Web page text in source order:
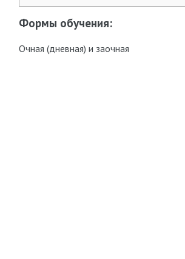
Формы обучения:
Очная (дневная) и заочная